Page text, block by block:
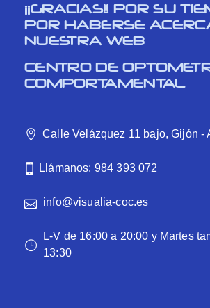
¡¡GRACIAS!! POR SU
POR HABERSE
NUESTRA WEB
CENTRO DE
COMPORTAMENTAL
Calle Velázquez 11 bajo, Gijón -
Llámanos: 984 393 072
info@visualia-coc.es
L-V de 16:00 a 20:00 y Martes
13:30